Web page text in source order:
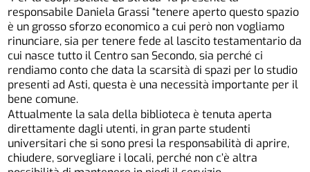
responsabile Daniela Grassi “tenere aperto questo spazio
è un grosso sforzo economico a cui però non vogliamo
rinunciare, sia per tenere fede al lascito testamentario da
cui nasce tutto il Centro san Secondo, sia perché ci
rendiamo conto che data la scarsità di spazi per lo studio
presenti ad Asti, questa è una necessità importante per il
bene comune.
Attualmente la sala della biblioteca è tenuta aperta
direttamente dagli utenti, in gran parte studenti
universitari che si sono presi la responsabilità di aprire,
chiudere, sorvegliare i locali, perché non c’è altra